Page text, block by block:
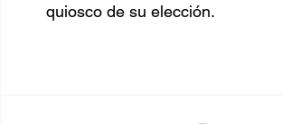
quiosco de su elección.